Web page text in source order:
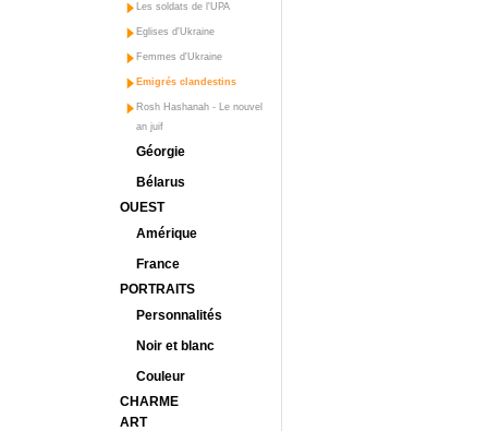
Les soldats de l'UPA
Eglises d'Ukraine
Femmes d'Ukraine
Emigrés clandestins
Rosh Hashanah - Le nouvel
an juif
Géorgie
Bélarus
OUEST
Amérique
France
PORTRAITS
Personnalités
Noir et blanc
Couleur
CHARME
ART